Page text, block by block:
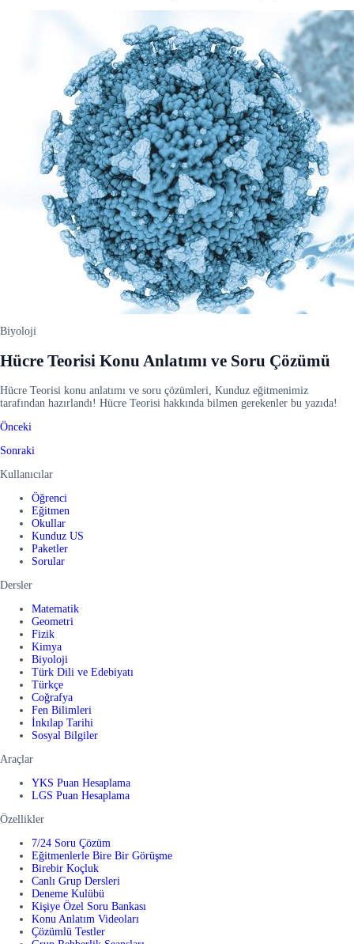
Biyoloji
Hücre Teorisi Konu Anlatımı ve Soru Çözümü
Hücre Teorisi konu anlatımı ve soru çözümleri, Kunduz eğitmenimiz
tarafından hazırlandı! Hücre Teorisi hakkında bilmen gerekenler bu yazıda!
Önceki
Sonraki
Kullanıcılar
Öğrenci
Eğitmen
Okullar
Kunduz US
Paketler
Sorular
Dersler
Matematik
Geometri
Fizik
Kimya
Biyoloji
Türk Dili ve Edebiyatı
Türkçe
Coğrafya
Fen Bilimleri
İnkılap Tarihi
Sosyal Bilgiler
Araçlar
YKS Puan Hesaplama
LGS Puan Hesaplama
Özellikler
7/24 Soru Çözüm
Eğitmenlerle Bire Bir Görüşme
Birebir Koçluk
Canlı Grup Dersleri
Deneme Kulübü
Kişiye Özel Soru Bankası
Konu Anlatım Videoları
Çözümlü Testler